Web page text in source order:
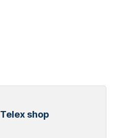
Telex shop